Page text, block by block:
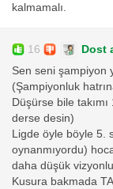
kalmamalı.
16 Dost
Sen seni şampiyon
(Şampiyonluk
Düşürse bile
derse desin)
Ligde öyle böyle 5.
oynanmıyordu)
daha düşük
Kusura bakmada